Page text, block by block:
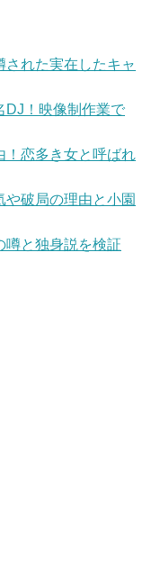
された実在したキャ
DJ！映像制作業で
！恋多き女と呼ばれ
破局の理由と小園
噂と独身説を検証